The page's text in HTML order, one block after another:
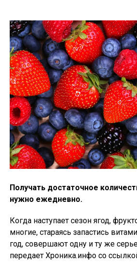
Получать достаточное
нужно ежедневно.
Когда наступает сезон ягод,
многие, стараясь запастись
год, совершают одну и ту же
передает Хроника.инфо со